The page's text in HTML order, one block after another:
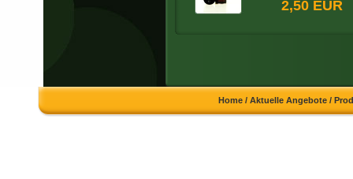
2,50 EUR
Home /Aktuelle Angebote /